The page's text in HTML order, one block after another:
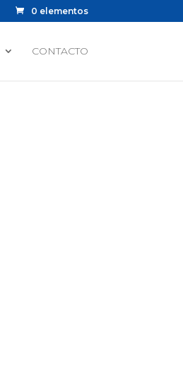
0 elementos
CONTACTO